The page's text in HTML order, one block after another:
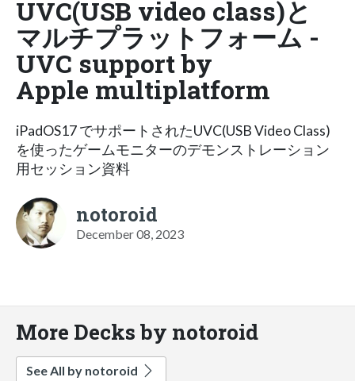
UVC(USB video class)と
マルチプラットフォーム -
UVC support by
Apple multiplatform
iPadOS17 でサポートされたUVC(USB Video Class)
を使ったゲームモニターのデモンストレーション
用セッション資料
notoroid
December 08, 2023
More Decks by notoroid
See All by notoroid